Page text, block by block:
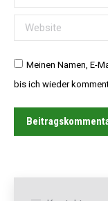
Website
Meinen Namen, E-
bis ich wieder